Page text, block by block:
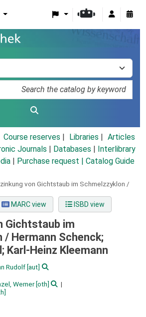
Course reserves Libraries
Articles
Journals Databases
Interlibrary
Purchase request | Catalog Guide
von Gichtstaub im Schmelzzyklon /
MARC view ISBD view
Gichtstaub im
/ Hermann Schenck;
Karl-Heinz Kleemann
Rudolf[aut]
Werner[oth]